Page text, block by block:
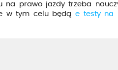
na prawo jazdy trzeba
w tym celu będą e testy na